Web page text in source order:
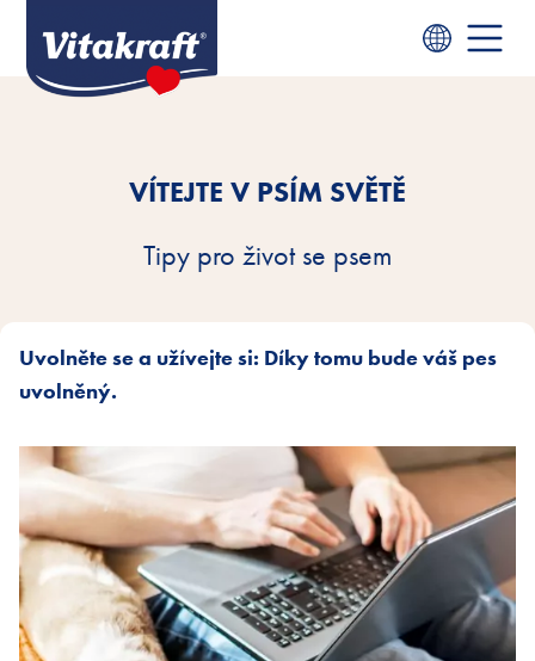
VÍTEJTE V PSÍM SVĚTĚ
Tipy pro život se psem
Uvolněte se a užívejte si: Díky tomu bude váš pes
uvolněný.